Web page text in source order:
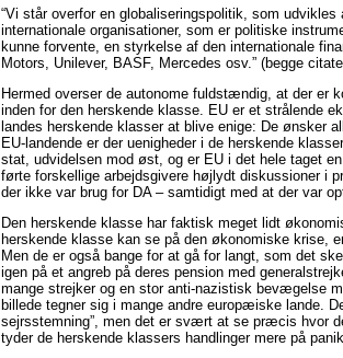
“Vi står overfor en globaliseringspolitik, som
internationale organisationer, som er politiske
kunne forvente, en styrkelse af den internationale
Motors, Unilever, BASF, Mercedes osv.” (begge
Hermed overser de autonome fuldstændig, at der er
inden for den herskende klasse. EU er et strålende
landes herskende klasser at blive enige: De ønsker
EU-landende er der uenigheder i de herskende
stat, udvidelsen mod øst, og er EU i det hele taget
førte forskellige arbejdsgivere højlydt diskussioner i
der ikke var brug for DA – samtidigt med at der var
Den herskende klasse har faktisk meget lidt
herskende klasse kan se på den økonomiske krise,
Men de er også bange for at gå for langt, som det
igen på et angreb på deres pension med
mange strejker og en stor anti-nazistisk bevægelse
billede tegner sig i mange andre europæiske lande.
sejrsstemning”, men det er svært at se præcis hvor
tyder de herskende klassers handlinger mere på